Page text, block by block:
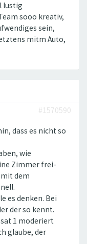
lustig
sooo kreativ,
sein,
mitm Auto,
#1570590
dass es nicht so
wie
Zimmer frei-
dem
es denken. Bei
der so kennt.
1 moderiert
glaube, der